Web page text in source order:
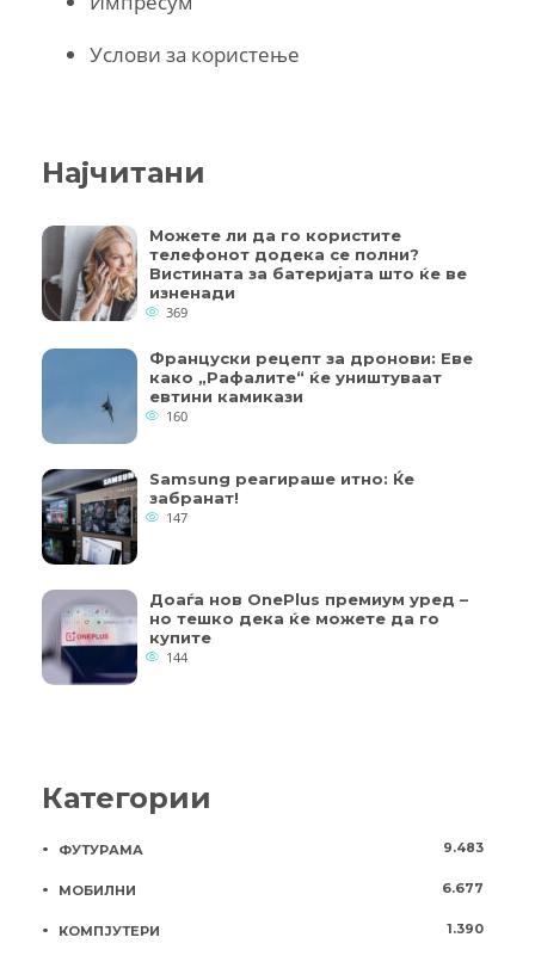
Услови за користење
Најчитани
Можете ли да го користите
телефонот додека се полни?
Вистината за батеријата што ќе ве
изненади
369
Француски рецепт за дронови: Еве
како „Рафалите“ ќе уништуваат
евтини камикази
160
Samsung реагираше итно: Ќе
забранат!
147
Доаѓа нов OnePlus премиум уред –
но тешко дека ќе можете да го
купите
144
Категории
ФУТУРАМА 9.483
МОБИЛНИ 6.677
КОМПЈУТЕРИ 1.390